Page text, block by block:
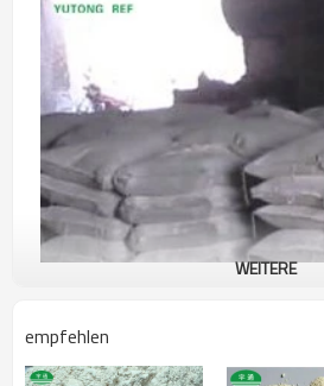
WEITERE
empfehlen